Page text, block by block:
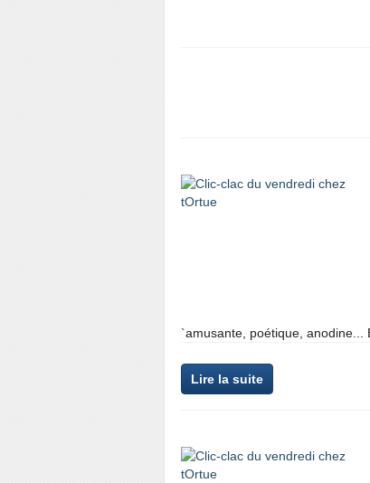
`amusante, poétique, anodine...
Lire la suite